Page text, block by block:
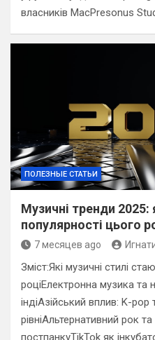
власників MacPresonus
ПОЛЕЗНЫЕ СТАТЬИ
Музичні тренди 2025:
популярності цього
7 месяцев ago
Зміст:Які музичні стилі
роціЕлектронна музика та
індіАзійський вплив: K-
рівніАльтернативний рок
постпанкуTikTok як